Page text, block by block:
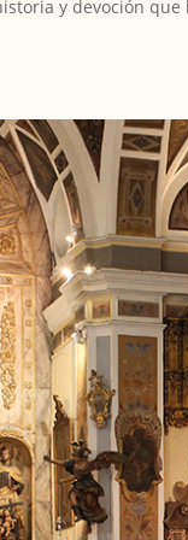
y devoción